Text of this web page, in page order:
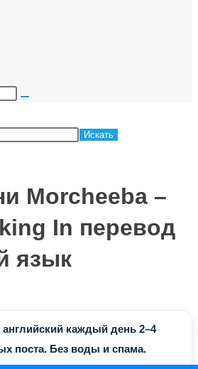
Morcheeba –
In перевод
язык
английский каждый день 2–4
поста. Без воды и спама.